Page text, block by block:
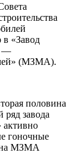
«Завод
—
(МЗМА).
половина
завода
активно
гоночные
на МЗМА